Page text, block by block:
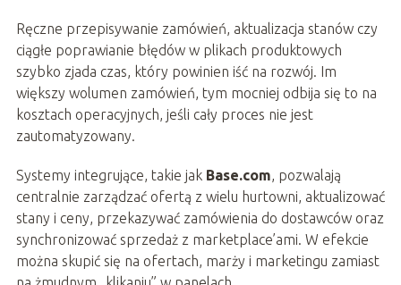
Ręczne przepisywanie zamówień, aktualizacja stanów czy
ciągłe poprawianie błędów w plikach produktowych
szybko zjada czas, który powinien iść na rozwój. Im
większy wolumen zamówień, tym mocniej odbija się to na
kosztach operacyjnych, jeśli cały proces nie jest
zautomatyzowany.
Systemy integrujące, takie jak Base.com, pozwalają
centralnie zarządzać ofertą z wielu hurtowni, aktualizować
stany i ceny, przekazywać zamówienia do dostawców oraz
synchronizować sprzedaż z marketplace’ami. W efekcie
można skupić się na ofertach, marży i marketingu zamiast